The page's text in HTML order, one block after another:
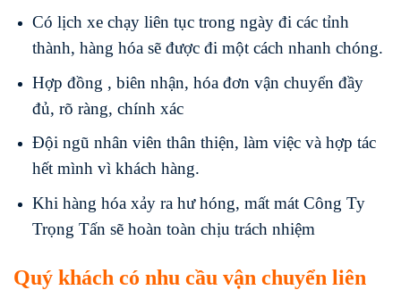
Có lịch xe chạy liên tục trong ngày đi các tỉnh
thành, hàng hóa sẽ được đi một cách nhanh chóng.
Hợp đồng , biên nhận, hóa đơn vận chuyển đầy
đủ, rõ ràng, chính xác
Đội ngũ nhân viên thân thiện, làm việc và hợp tác
hết mình vì khách hàng.
Khi hàng hóa xảy ra hư hóng, mất mát Công Ty
Trọng Tấn sẽ hoàn toàn chịu trách nhiệm
Quý khách có nhu cầu vận chuyển liên